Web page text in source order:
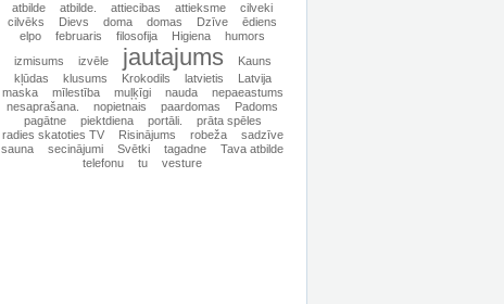
atbilde atbilde. attiecibas attieksme
cilveki
cilvēks
Dievs doma domas Dzīve
ēdiens
elpo
februaris filosofija Higiena
humors
izmisums
izvēle jautajums
Kauns
kļūdas
klusums Krokodils latvietis
Latvija
maska
mīlestība muļķīgi nauda
nepaeastums
nesaprašana.
nopietnais paardomas
Padoms
pagātne
piektdiena portāli.
prāta spēles
radies skatoties TV
Risinājums robeža
sadzīve
sauna
secinājumi Svētki tagadne
Tava atbilde
telefonu
tu vesture